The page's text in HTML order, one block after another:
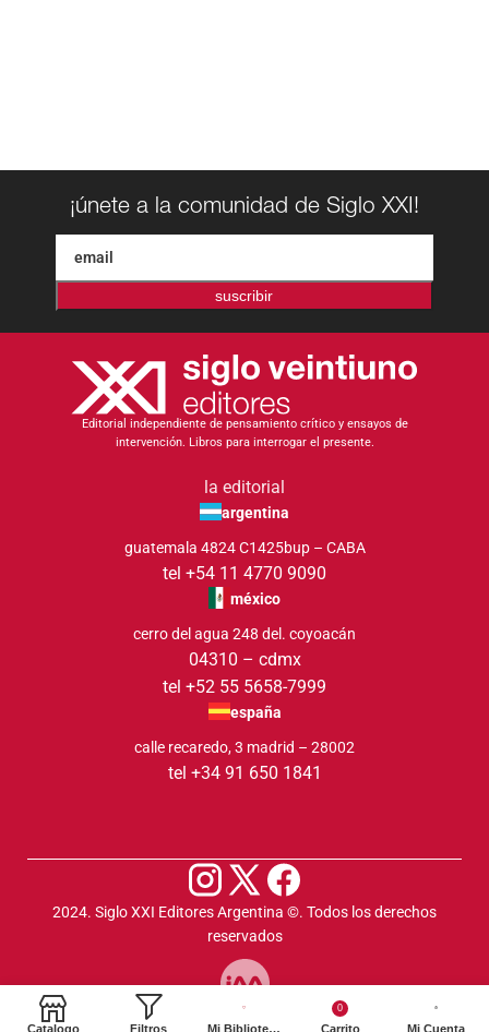
¡únete a la comunidad de Siglo XXI!
suscribir
Editorial independiente de pensamiento crítico y ensayos de
intervención. Libros para interrogar el presente.
la editorial
argentina
guatemala 4824 C1425bup – CABA
tel +54 11 4770 9090
méxico
cerro del agua 248 del. coyoacán
04310 – cdmx
tel +52 55 5658-7999
españa
calle recaredo, 3 madrid – 28002
tel +34 91 650 1841
2024. Siglo XXI Editores Argentina ©️. Todos los derechos
reservados
Catalogo Filtros Mi Biblioteca
0
Carrito Mi Cuenta